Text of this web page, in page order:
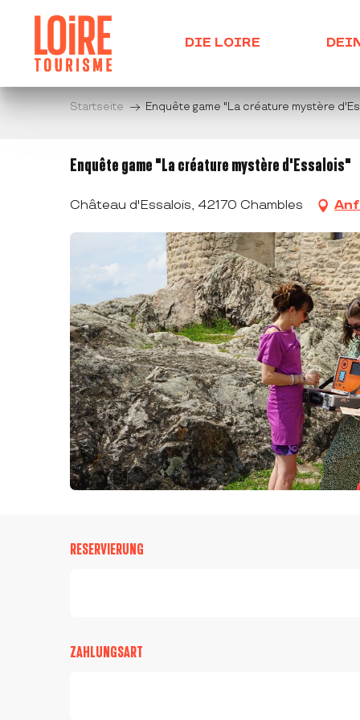
contenu
principal
DIE LOIRE
Startseite Enquête game "La créature mystère
Enquête game "La créature mystère d'Essalois"
Château d'Essalois, 42170 Chambles
RESERVIERUNG
ZAHLUNGSART